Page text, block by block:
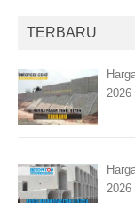
TERBARU
2026
2026